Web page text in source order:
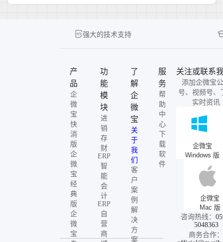
强大的技术支持
产
品
企
微
宝
快
消
版
企
微
宝
经
典
版
企
微
宝
功
能
模
块
进
销
存
财
ERP
智
能
会
计
ERP
自
营
商
了
解
企
微
宝
关
于
我
们
客
户
案
例
解
决
方
案
服
务
帮
助
中
心
下
载
软
件
关注或联系
添加企微宝
号、视频号、
实时资讯
企微宝
Windows 版
企微宝
Mac 版
咨询热线：
5048363
商务合作：